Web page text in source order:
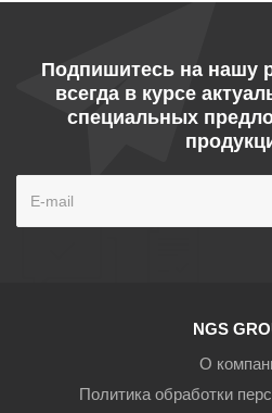
Подпишитесь на нашу
всегда в курсе
специальных
NGS
О
Политика обработки